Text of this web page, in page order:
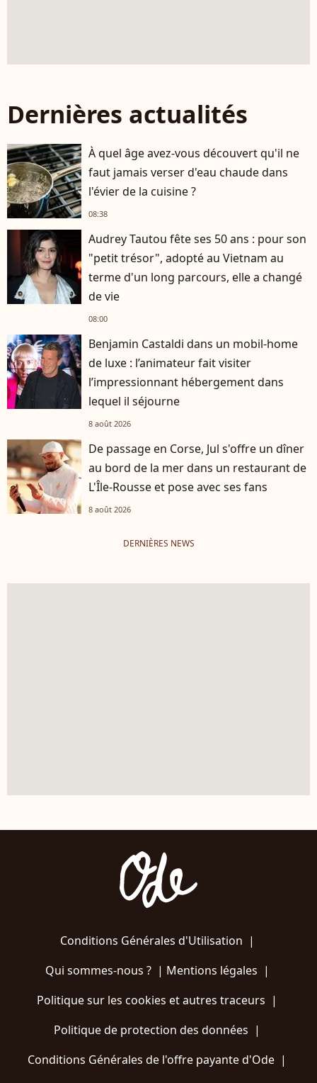
Dernières actualités
À quel âge avez-vous découvert qu'il ne
faut jamais verser d'eau chaude dans
l'évier de la cuisine ?
08:38
Audrey Tautou fête ses 50 ans : pour son
"petit trésor", adopté au Vietnam au
terme d'un long parcours, elle a changé
de vie
08:00
Benjamin Castaldi dans un mobil-home
de luxe : l’animateur fait visiter
l’impressionnant hébergement dans
lequel il séjourne
8 août 2026
De passage en Corse, Jul s'offre un dîner
au bord de la mer dans un restaurant de
L'Île-Rousse et pose avec ses fans
8 août 2026
DERNIÈRES NEWS
Conditions Générales d'Utilisation |
Qui sommes-nous ?| Mentions légales |
Politique sur les cookies et autres traceurs |
Politique de protection des données |
Conditions Générales de l'offre payante d'Ode |